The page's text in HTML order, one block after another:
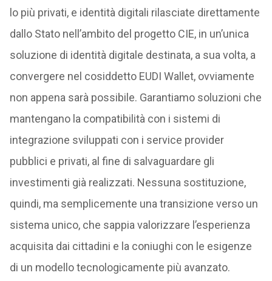
lo più privati, e identità digitali rilasciate direttamente
dallo Stato nell’ambito del progetto CIE, in un’unica
soluzione di identità digitale destinata, a sua volta, a
convergere nel cosiddetto EUDI Wallet, ovviamente
non appena sarà possibile. Garantiamo soluzioni che
mantengano la compatibilità con i sistemi di
integrazione sviluppati con i service provider
pubblici e privati, al fine di salvaguardare gli
investimenti già realizzati. Nessuna sostituzione,
quindi, ma semplicemente una transizione verso un
sistema unico, che sappia valorizzare l’esperienza
acquisita dai cittadini e la coniughi con le esigenze
di un modello tecnologicamente più avanzato.